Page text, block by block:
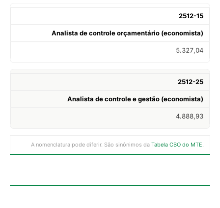
2512-15
Analista de controle orçamentário (economista)
5.327,04
2512-25
Analista de controle e gestão (economista)
4.888,93
A nomenclatura pode diferir. São sinônimos da Tabela CBO do MTE.